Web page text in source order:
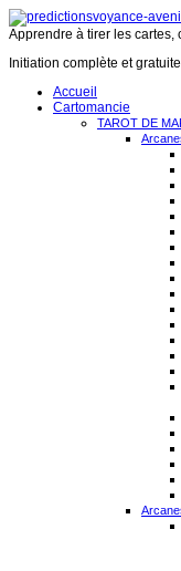
Apprendre à tirer les cartes,
Initiation complète et
Accueil
Cartomancie
TAROT DE